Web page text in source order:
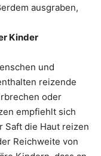
ausgraben,
Kinder
und
reizende
oder
empfiehlt sich
Saft die Haut reizen
Reichweite von